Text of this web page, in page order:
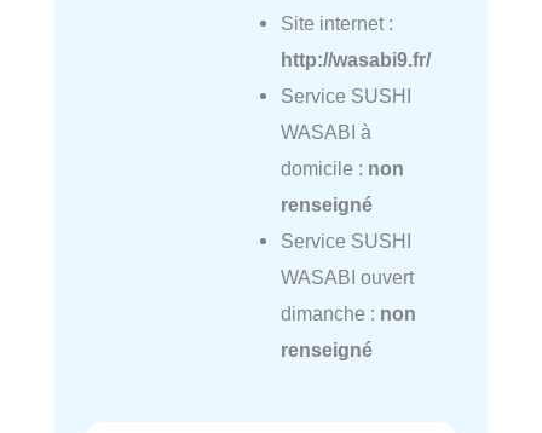
Site internet :
http://wasabi9.fr/
Service SUSHI
WASABI à
domicile : non
renseigné
Service SUSHI
WASABI ouvert
dimanche : non
renseigné